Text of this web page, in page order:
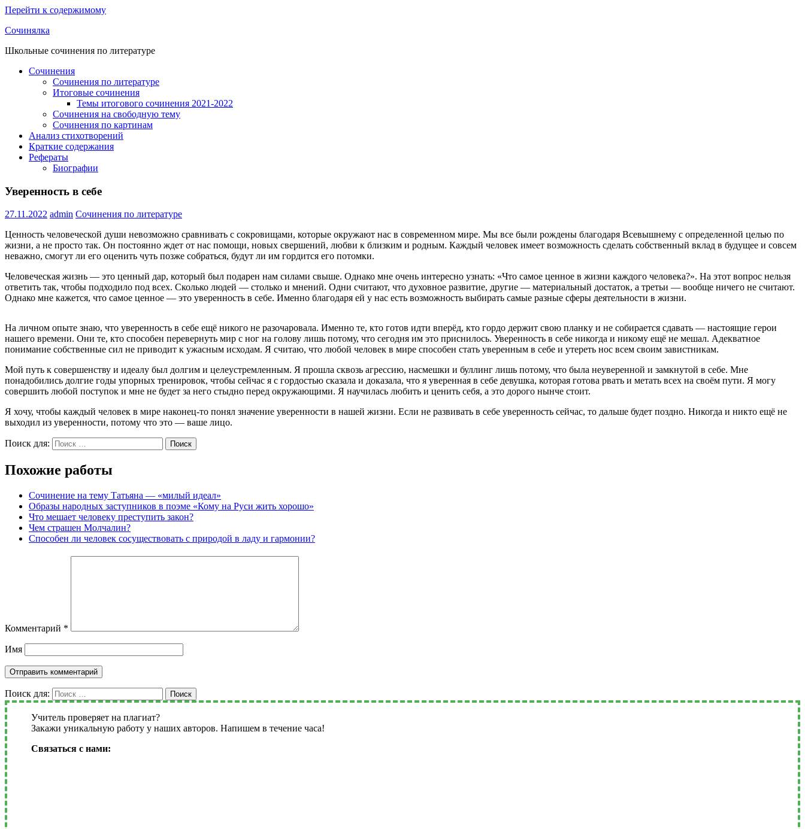
Перейти к содержимому
Сочинялка
Школьные сочинения по литературе
Сочинения
Сочинения по литературе
Итоговые сочинения
Темы итогового сочинения 2021-2022
Сочинения на свободную тему
Сочинения по картинам
Анализ стихотворений
Краткие содержания
Рефераты
Биографии
Уверенность в себе
27.11.2022 admin Сочинения по литературе
Ценность человеческой души невозможно сравнивать с сокровищами, которые окружают нас в современном мире. Мы все были рождены благодаря Всевышнему с определенной целью по
жизни, а не просто так. Он постоянно ждет от нас помощи, новых свершений, любви к близким и родным. Каждый человек имеет возможность сделать собственный вклад в будущее и совсем
неважно, смогут ли его оценить чуть позже собраться, будут ли им гордится его потомки.
Человеческая жизнь — это ценный дар, который был подарен нам силами свыше. Однако мне очень интересно узнать: «Что самое ценное в жизни каждого человека?». На этот вопрос нельзя
ответить так, чтобы подходило под всех. Сколько людей — столько и мнений. Одни считают, что духовное развитие, другие — материальный достаток, а третьи — вообще ничего не считают.
Однако мне кажется, что самое ценное — это уверенность в себе. Именно благодаря ей у нас есть возможность выбирать самые разные сферы деятельности в жизни.
На личном опыте знаю, что уверенность в себе ещё никого не разочаровала. Именно те, кто готов идти вперёд, кто гордо держит свою планку и не собирается сдавать — настоящие герои
нашего времени. Они те, кто способен перевернуть мир с ног на голову лишь потому, что сегодня им это приснилось. Уверенность в себе никогда и никому ещё не мешал. Адекватное
понимание собственные сил не приводит к ужасным исходам. Я считаю, что любой человек в мире способен стать уверенным в себе и утереть нос всем своим завистникам.
Мой путь к совершенству и идеалу был долгим и целеустремленным. Я прошла сквозь агрессию, насмешки и буллинг лишь потому, что была неуверенной и замкнутой в себе. Мне
понадобились долгие годы упорных тренировок, чтобы сейчас я с гордостью сказала и доказала, что я уверенная в себе девушка, которая готова рвать и метать всех на своём пути. Я могу
совершить любой поступок и мне не будет за него стыдно перед окружающими. Я научилась любить и ценить себя, а это дорого нынче стоит.
Я хочу, чтобы каждый человек в мире наконец-то понял значение уверенности в нашей жизни. Если не развивать в себе уверенность сейчас, то дальше будет поздно. Никогда и никто ещё не
выходил из уверенности, потому что это — ваше лицо.
Поиск для: Поиск
Похожие работы
Сочинение на тему Татьяна — «милый идеал»
Образы народных заступников в поэме «Кому на Руси жить хорошо»
Что мешает человеку преступить закон?
Чем страшен Молчалин?
Способен ли человек сосуществовать с природой в ладу и гармонии?
Комментарий *
Имя
Поиск для: Поиск
Учитель проверяет на плагиат?
Закажи уникальную работу у наших авторов. Напишем в течение часа!
Связаться с нами: